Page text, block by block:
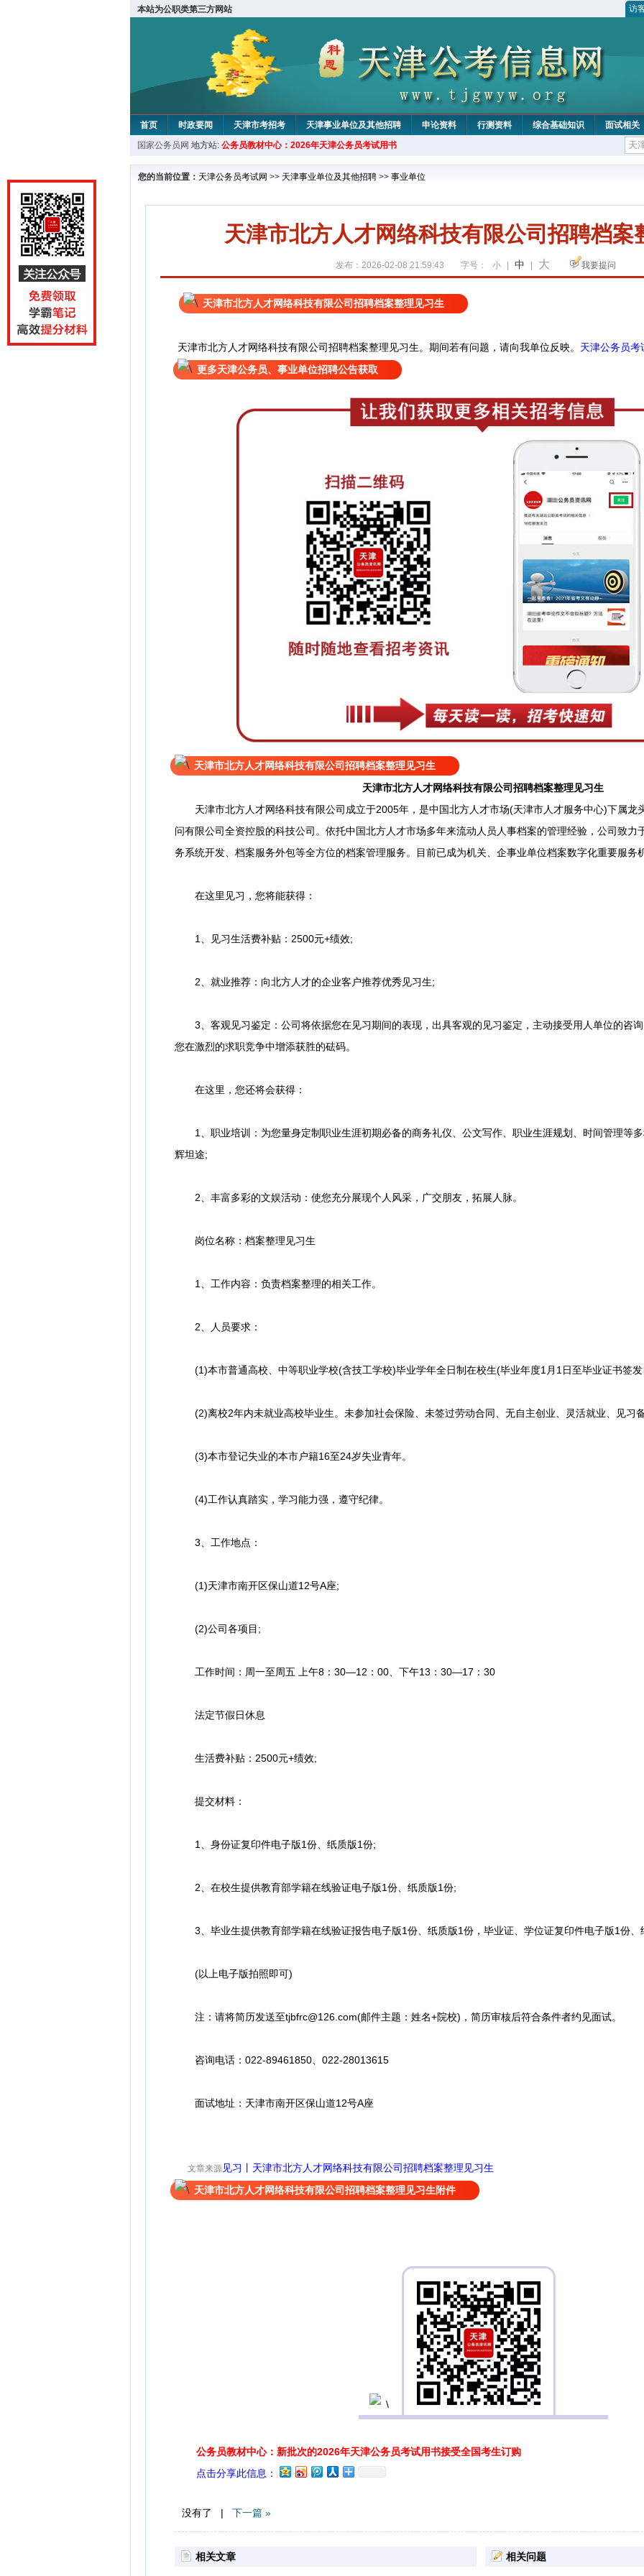
本站为公职类第三方网站 访
首页 时政要闻 天津市考招考 天津事业单位及其他招聘 申论资料 行测资料 综合基础知识 面试相关
教材中心
国家公务员网 地方站: 公务员教材中心：2026年天津公务员考试用书
您的当前位置： 天津公务员考试网 >> 天津事业单位及其他招聘 >> 事业单位
天津市北方人才网络科技有限公司招聘档案
发布：2026-02-08 21:59:43 字号： 小 中 大 我要提问
天津市北方人才网络科技有限公司招聘档案整理见习生
天津市北方人才网络科技有限公司招聘档案整理见习生。 期间若有问题，请向我单位反映。 天津公务员考
更多天津公务员、事业单位招聘公告获取
天津市北方人才网络科技有限公司招聘档案整理见习生
天津市北方人才网络科技有限公司招聘档案整理见习生
天津市北方人才网络科技有限公司成立于2005年，是中国北方人才市场(天津市人才服务中心)下属龙
问有限公司全资控股的科技公司。依托中国北方人才市场多年来流动人员人事档案的管理经验，公司致力
务系统开发、档案服务外包等全方位的档案管理服务。目前已成为机关、企事业单位档案数字化重要服务
在这里见习，您将能获得：
1、见习生活费补贴：2500元+绩效;
2、就业推荐：向北方人才的企业客户推荐优秀见习生;
3、客观见习鉴定：公司将依据您在见习期间的表现，出具客观的见习鉴定，主动接受用人单位的咨
您在激烈的求职竞争中增添获胜的砝码。
在这里，您还将会获得：
1、职业培训：为您量身定制职业生涯初期必备的商务礼仪、公文写作、职业生涯规划、时间管理等
辉坦途;
2、丰富多彩的文娱活动：使您充分展现个人风采，广交朋友，拓展人脉。
岗位名称：档案整理见习生
1、工作内容：负责档案整理的相关工作。
2、人员要求：
(1)本市普通高校、中等职业学校(含技工学校)毕业学年全日制在校生(毕业年度1月1日至毕业证书签发
(2)离校2年内未就业高校毕业生。未参加社会保险、未签过劳动合同、无自主创业、灵活就业、见习
(3)本市登记失业的本市户籍16至24岁失业青年。
(4)工作认真踏实，学习能力强，遵守纪律。
3、工作地点：
(1)天津市南开区保山道12号A座;
(2)公司各项目;
工作时间：周一至周五 上午8：30—12：00、下午13：30—17：30
法定节假日休息
生活费补贴：2500元+绩效;
提交材料：
1、身份证复印件电子版1份、纸质版1份;
2、在校生提供教育部学籍在线验证电子版1份、纸质版1份;
3、毕业生提供教育部学籍在线验证报告电子版1份、纸质版1份，毕业证、学位证复印件电子版1份、
(以上电子版拍照即可)
注：请将简历发送至tjbfrc@126.com(邮件主题：姓名+院校)，简历审核后符合条件者约见面试。
咨询电话：022-89461850、022-28013615
面试地址：天津市南开区保山道12号A座
文章来源 见习丨天津市北方人才网络科技有限公司招聘档案整理见习生
天津市北方人才网络科技有限公司招聘档案整理见习生附件
公务员教材中心：新批次的2026年天津公务员考试用书接受全国考生订购
点击分享此信息：
没有了 | 下一篇 »
相关文章 相关问题